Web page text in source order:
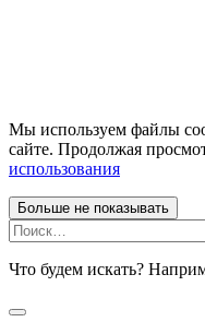
Мы используем файлы
сайте. Продолжая
использования
Больше не показывать
Найти:
Что будем искать?